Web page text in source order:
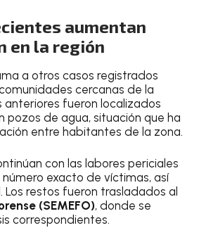
aumentan
en la región
a otros casos registrados
cercanas de la
anteriores fueron localizados
pozos de agua, situación que ha
entre habitantes de la zona.
con las labores periciales
exacto de víctimas, así
restos fueron trasladados al
(SEMEFO), donde se
correspondientes.